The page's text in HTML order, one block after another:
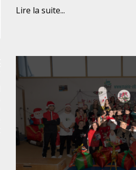
Lire la suite...